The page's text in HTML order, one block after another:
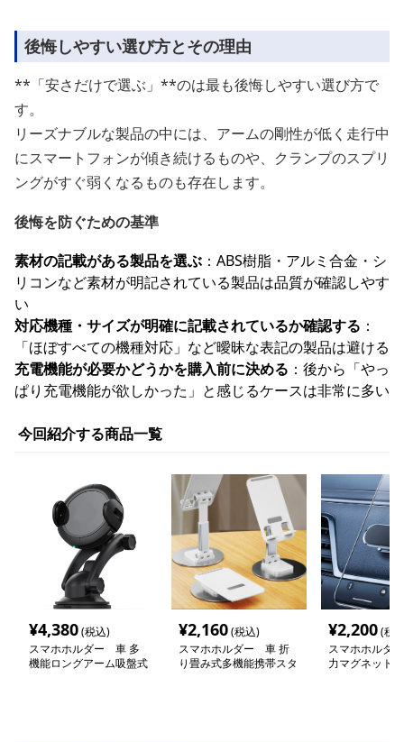
後悔しやすい選び方とその理由
**「安さだけで選ぶ」**のは最も後悔しやすい選び方で
す。
リーズナブルな製品の中には、アームの剛性が低く走行中
にスマートフォンが傾き続けるものや、クランプのスプリ
ングがすぐ弱くなるものも存在します。
後悔を防ぐための基準
素材の記載がある製品を選ぶ ：ABS樹脂・アルミ合金・シ
リコンなど素材が明記されている製品は品質が確認しやす
い
対応機種・サイズが明確に記載されているか確認する ：
「ほぼすべての機種対応」など曖昧な表記の製品は避ける
充電機能が必要かどうかを購入前に決める ：後から「やっ
ぱり充電機能が欲しかった」と感じるケースは非常に多い
今回紹介する商品一覧
¥4,380(税込)
スマホホルダー 車 多
機能ロングアーム吸盤式
¥2,160(税込)
スマホホルダー 車 折
り畳み式多機能携帯スタ
¥2,200(税
スマホホルダ
力マグネット